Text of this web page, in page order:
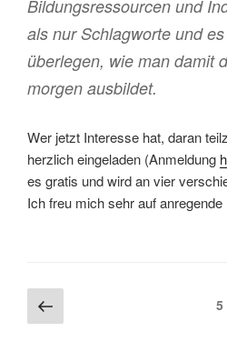
Bildungsressourcen und
als nur Schlagworte und
überlegen, wie man damit
morgen ausbildet.
Wer jetzt Interesse hat, daran
herzlich eingeladen (Anmeldung
es gratis und wird an vier
Ich freu mich sehr auf
Beitragsnavigation
Vorherige
Seite
Seite5